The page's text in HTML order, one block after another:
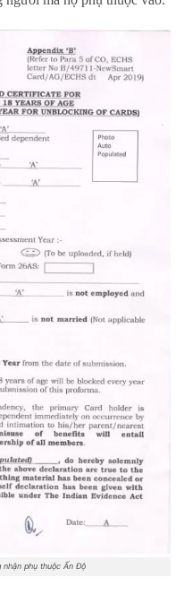
phụ thuộc Ấn Độ